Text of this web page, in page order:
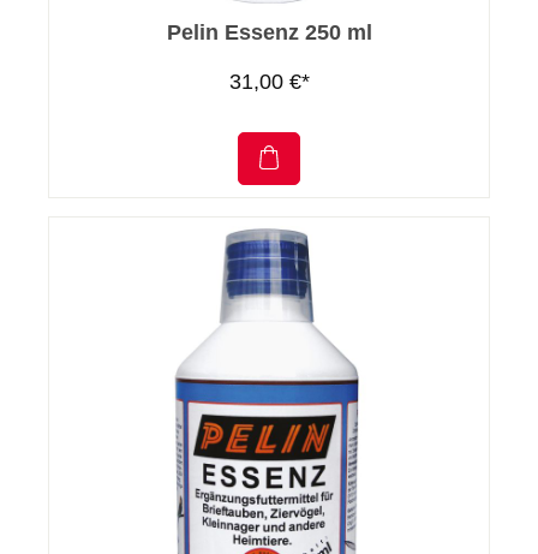
Pelin Essenz 250 ml
31,00 €*